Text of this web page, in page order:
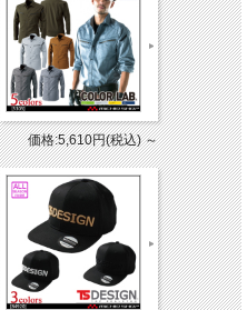
価格:5,610円(税込)～